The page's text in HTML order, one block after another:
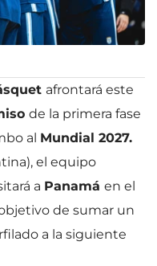
afrontará este
de la primera fase
al Mundial 2027.
el equipo
a Panamá en el
de sumar un
a la siguiente